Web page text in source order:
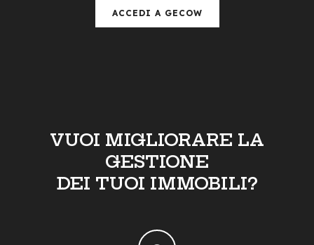
ACCEDI A GECOW
VUOI MIGLIORARE LA
GESTIONE
DEI TUOI IMMOBILI?